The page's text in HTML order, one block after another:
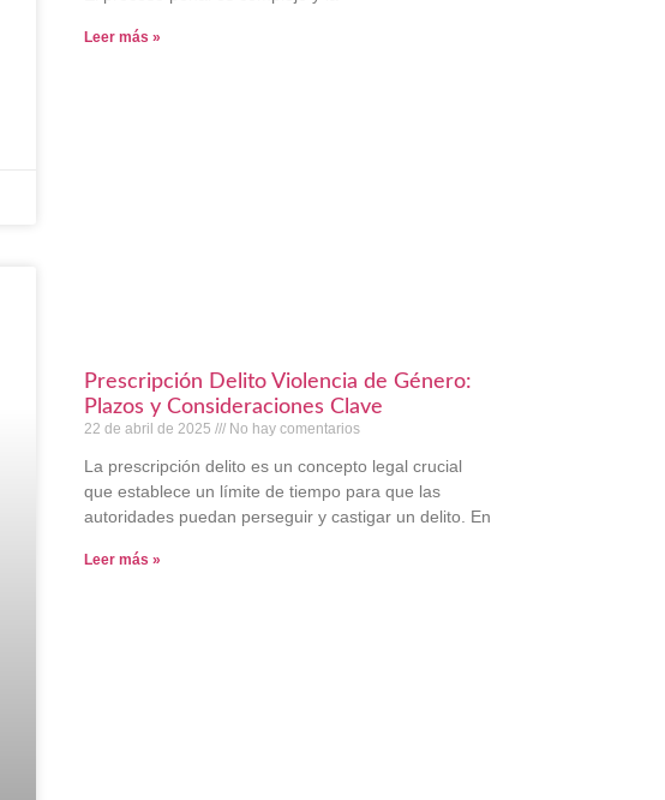
Leer más »
Prescripción Delito Violencia de Género:
Plazos y Consideraciones Clave
22 de abril de 2025 No hay comentarios
La prescripción delito es un concepto legal crucial
que establece un límite de tiempo para que las
autoridades puedan perseguir y castigar un delito. En
Leer más »